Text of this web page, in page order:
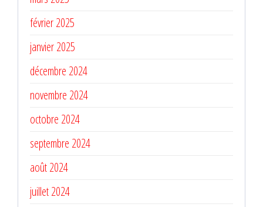
février 2025
janvier 2025
décembre 2024
novembre 2024
octobre 2024
septembre 2024
août 2024
juillet 2024